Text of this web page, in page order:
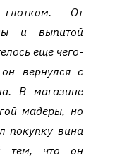
От
и выпитой
еще чего-
вернулся с
В магазине
мадеры, но
покупку вина
тем, что он